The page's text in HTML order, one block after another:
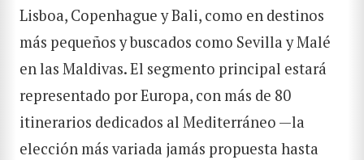
Lisboa, Copenhague y Bali, como en destinos
más pequeños y buscados como Sevilla y Malé
en las Maldivas. El segmento principal estará
representado por Europa, con más de 80
itinerarios dedicados al Mediterráneo —la
elección más variada jamás propuesta hasta